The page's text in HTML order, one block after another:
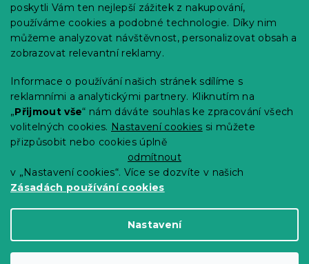
poskytli Vám ten nejlepší zážitek z nakupování,
používáme cookies a podobné technologie. Díky nim
můžeme analyzovat návštěvnost, personalizovat obsah a
zobrazovat relevantní reklamy.
Informace o používání našich stránek sdílíme s
reklamními a analytickými partnery. Kliknutím na
„Přijmout vše“ nám dáváte souhlas ke zpracování všech
volitelných cookies. Nastavení cookies si můžete
přizpůsobit nebo cookies úplně
odmítnout
v „Nastavení cookies“. Více se dozvíte v našich
Zásadách používání cookies
Nastavení
Kariéra
Poptávky a B2B spolupráce
Proč se u nás registrovat?
Věrnostní program - Sleva až 10 %
Návody
Tabulky velikostí
Blog
Copyright 2026Výprodej povlečení. Všechna